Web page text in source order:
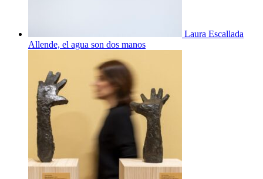
Laura Escallada
Allende, el agua son dos manos